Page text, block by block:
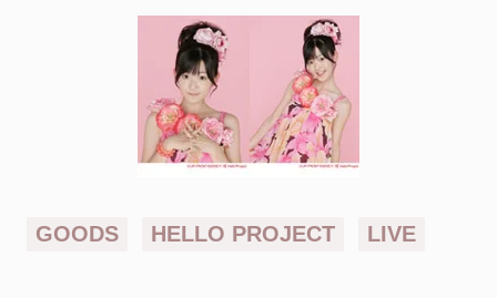
GOODS HELLO PROJECT LIVE